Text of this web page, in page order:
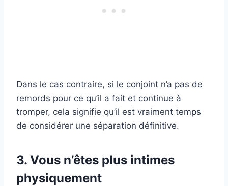
Dans le cas contraire, si le conjoint n’a pas de
remords pour ce qu’il a fait et continue à
tromper, cela signifie qu’il est vraiment temps
de considérer une séparation définitive.
3. Vous n’êtes plus intimes
physiquement